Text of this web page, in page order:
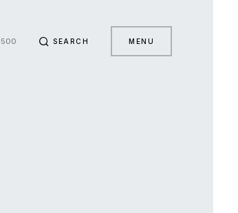
500 SEARCH MENU